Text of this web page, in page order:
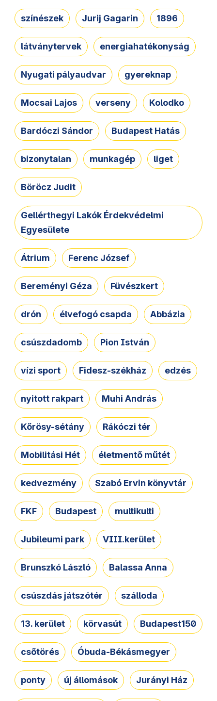
színészek Jurij Gagarin 1896
látványtervek energiahatékonyság
Nyugati pályaudvar gyereknap
Mocsai Lajos verseny Kolodko
Bardóczi Sándor Budapest Hatás
bizonytalan munkagép liget
Böröcz Judit
Gellérthegyi Lakók Érdekvédelmi
Egyesülete
Átrium Ferenc József
Bereményi Géza Füvészkert
drón élvefogó csapda Abbázia
csúszdadomb Pion István
vízi sport Fidesz-székház edzés
nyitott rakpart Muhi András
Kőrösy-sétány Rákóczi tér
Mobilitási Hét életmentő műtét
kedvezmény Szabó Ervin könyvtár
FKF Budapest multikulti
Jubileumi park VIII.kerület
Brunszkó László Balassa Anna
csúszdás játszótér szálloda
13. kerület körvasút Budapest150
csőtörés Óbuda-Békásmegyer
ponty új állomások Jurányi Ház